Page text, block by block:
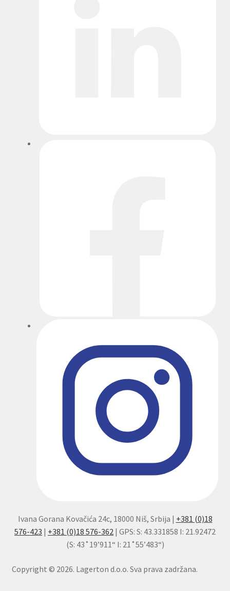
Ivana Gorana Kovačića 24c, 18000 Niš, Srbija | +381 (0)18
576-423 | +381 (0)18 576-362 | GPS: S: 43.331858 I: 21.92472
(S: 43˚19’911“ I: 21˚55’483“)
Copyright © 2026. Lagerton d.o.o. Sva prava zadržana.